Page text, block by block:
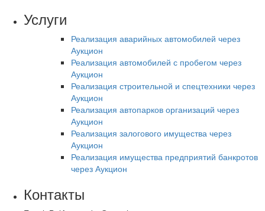
Услуги
Реализация аварийных автомобилей через
Аукцион
Реализация автомобилей с пробегом через
Аукцион
Реализация строительной и спецтехники через
Аукцион
Реализация автопарков организаций через
Аукцион
Реализация залогового имущества через
Аукцион
Реализация имущества предприятий банкротов
через Аукцион
Контакты